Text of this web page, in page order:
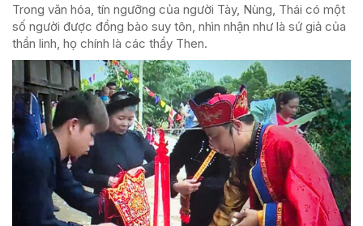
Trong văn hóa, tín ngưỡng của người Tày, Nùng, Thái có một
số người được đồng bào suy tôn, nhìn nhận như là sứ giả của
thần linh, họ chính là các thầy Then.